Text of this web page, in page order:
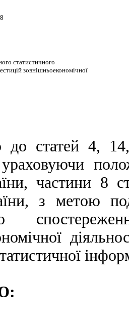
статистичного
зовнішньоекономічної
до статей 4,
ураховуючи
частини 8
з метою